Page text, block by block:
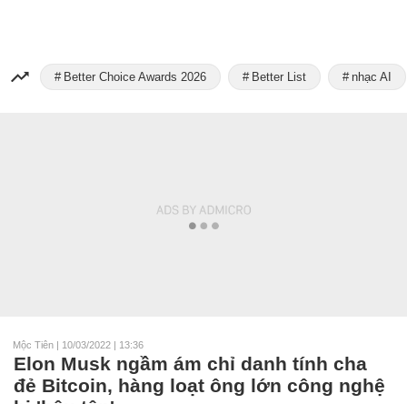
Better Choice Awards 2026 Better List nhạc AI
Mộc Tiên | 10/03/2022 | 13:36
Elon Musk ngầm ám chỉ danh tính cha
đẻ Bitcoin, hàng loạt ông lớn công nghệ